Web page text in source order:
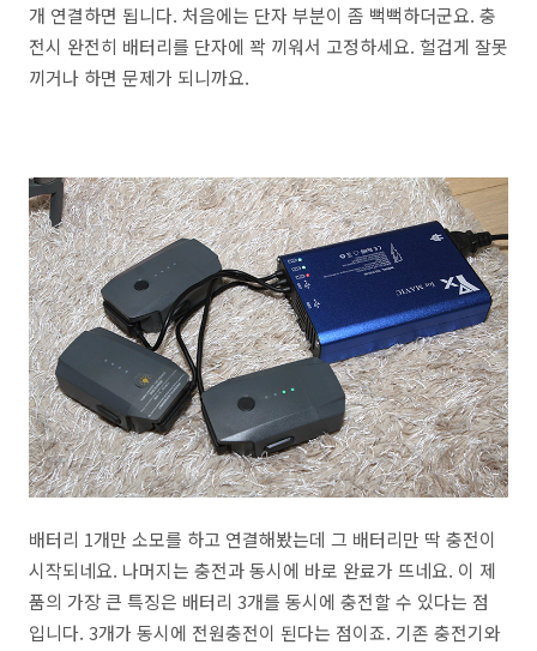
개 연결하면 됩니다. 처음에는 단자 부분이 좀 뻑뻑하더군요. 충
전시 완전히 배터리를 단자에 꽉 끼워서 고정하세요. 헐겁게 잘못
끼거나 하면 문제가 되니까요.
배터리 1개만 소모를 하고 연결해봤는데 그 배터리만 딱 충전이
시작되네요. 나머지는 충전과 동시에 바로 완료가 뜨네요. 이 제
품의 가장 큰 특징은 배터리 3개를 동시에 충전할 수 있다는 점
입니다. 3개가 동시에 전원충전이 된다는 점이죠. 기존 충전기와